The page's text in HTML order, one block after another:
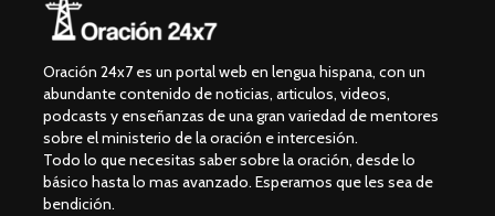
Oración 24x7 es un portal web en lengua hispana, con un
abundante contenido de noticias, articulos, videos,
podcasts y enseñanzas de una gran variedad de mentores
sobre el ministerio de la oración e intercesión.
Todo lo que necesitas saber sobre la oración, desde lo
básico hasta lo mas avanzado. Esperamos que les sea de
bendición.